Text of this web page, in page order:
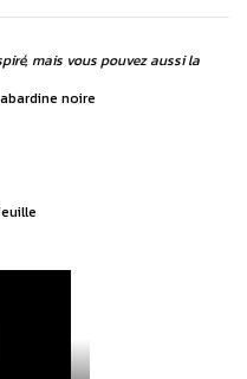
mais vous pouvez aussi la
noire